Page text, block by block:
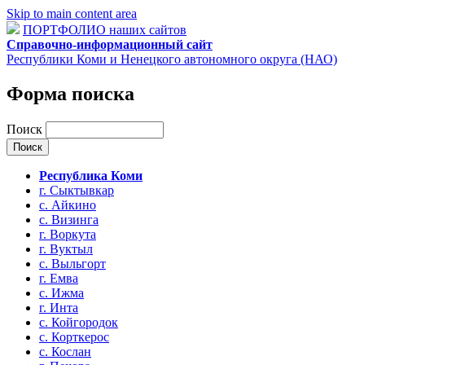
Skip to main content area
ПОРТФОЛИО наших сайтов
Справочно-информационный сайт
Республики Коми и Ненецкого автономного округа (НАО)
Форма поиска
Поиск
Республика Коми
г. Сыктывкар
с. Айкино
с. Визинга
г. Воркута
г. Вуктыл
с. Выльгорт
г. Емва
с. Ижма
г. Инта
с. Койгородок
с. Корткерос
с. Кослан